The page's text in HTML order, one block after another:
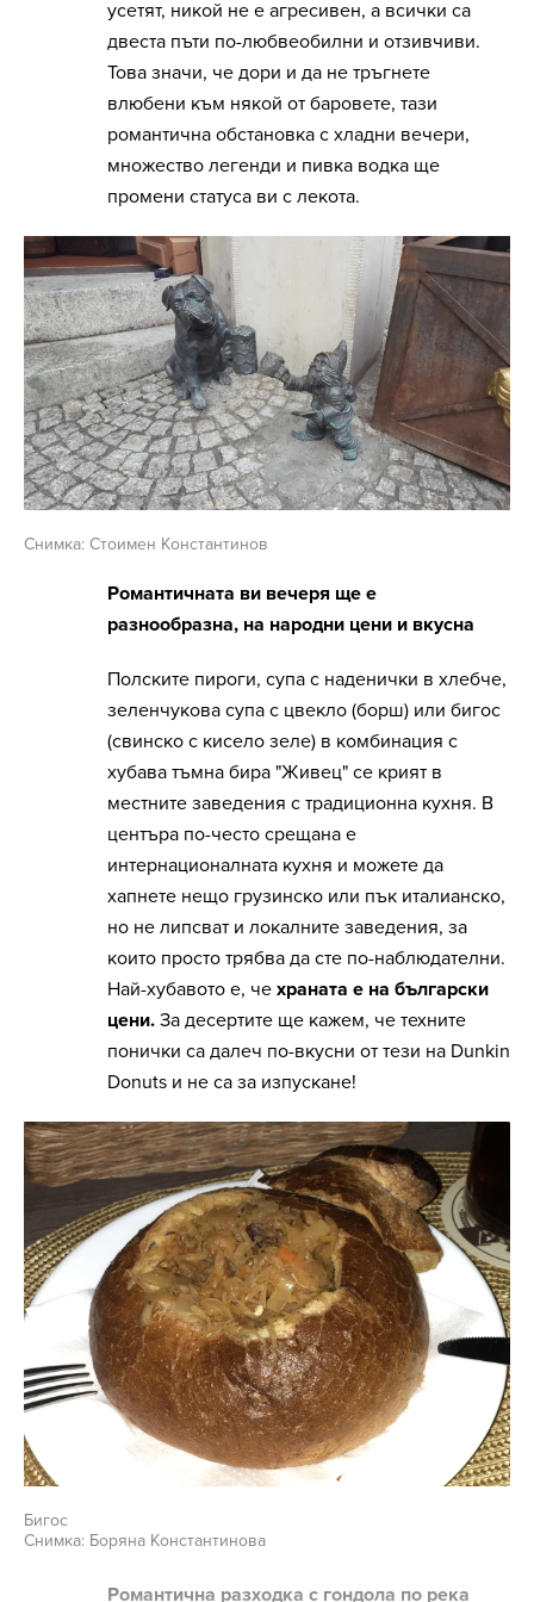
усетят, никой не е агресивен, а всички са
двеста пъти по-любвеобилни и отзивчиви.
Това значи, че дори и да не тръгнете
влюбени към някой от баровете, тази
романтична обстановка с хладни вечери,
множество легенди и пивка водка ще
промени статуса ви с лекота.
Снимка: Стоимен Константинов
Романтичната ви вечеря ще е
разнообразна, на народни цени и вкусна
Полските пироги, супа с наденички в хлебче,
зеленчукова супа с цвекло (борш) или бигос
(свинско с кисело зеле) в комбинация с
хубава тъмна бира "Живец" се крият в
местните заведения с традиционна кухня. В
центъра по-често срещана е
интернационалната кухня и можете да
хапнете нещо грузинско или пък италианско,
но не липсват и локалните заведения, за
които просто трябва да сте по-наблюдателни.
Най-хубавото е, че храната е на български
цени. За десертите ще кажем, че техните
понички са далеч по-вкусни от тези на Dunkin
Donuts и не са за изпускане!
Бигос
Снимка: Боряна Константинова
Романтична разходка с гондола по река